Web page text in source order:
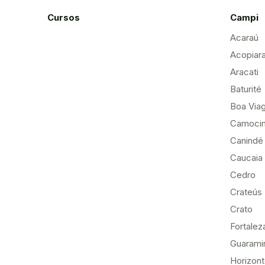
Cursos
Campi
Acaraú
Aracati
Baturité
Boa
Canindé
Caucaia
Cedro
Crateús
Crato